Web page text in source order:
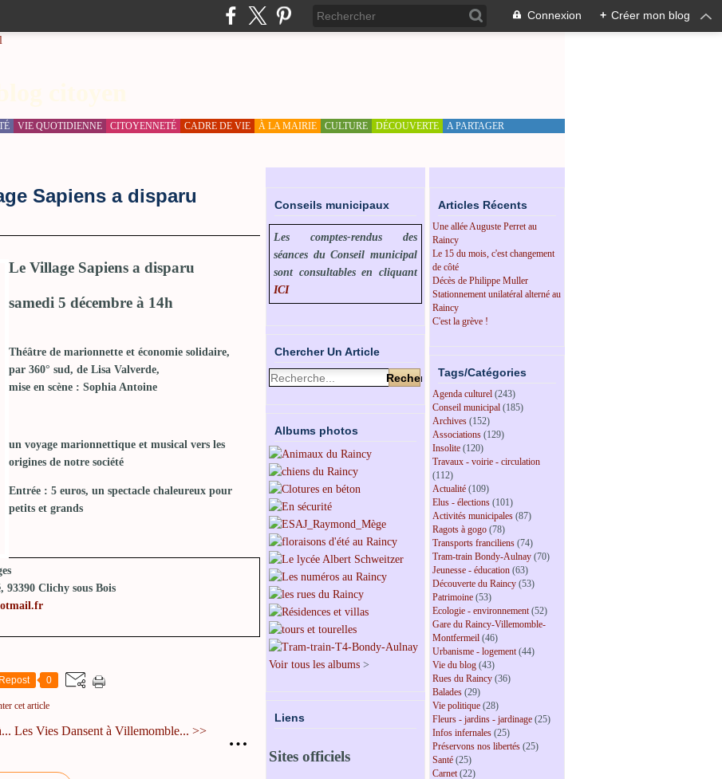
Connexion + Créer mon blog
VIE QUOTIDIENNE CITOYENNETÉ CADRE DE VIE À LA MAIRIE CULTURE DÉCOUVERTE A PARTAGER
Sapiens a disparu
Le Village Sapiens a disparu
samedi 5 décembre à 14h
Théâtre de marionnette et économie solidaire,
par 360° sud, de Lisa Valverde,
mise en scène : Sophia Antoine
un voyage marionnettique et musical vers les
origines de notre société
Entrée : 5 euros, un spectacle chaleureux pour
petits et grands
93390 Clichy sous Bois
Repost 0
cet article
…
Les Vies Dansent à Villemomble... >>
Conseils municipaux
Les comptes-rendus des
séances du Conseil municipal
sont consultables en cliquant
ICI
Chercher Un Article
Albums photos
Voir tous les albums >
Liens
Sites officiels
Articles Récents
Une allée Auguste Perret au
Raincy
Le 15 du mois, c'est changement
de côté
Décès de Philippe Muller
Stationnement unilatéral alterné au
Raincy
C'est la grève !
Tags/Catégories
Agenda culturel (243)
Conseil municipal (185)
Archives (152)
Associations (129)
Insolite (120)
Travaux - voirie - circulation
(112)
Actualité (109)
Elus - élections (101)
Activités municipales (87)
Ragots à gogo (78)
Transports franciliens (74)
Tram-train Bondy-Aulnay (70)
Jeunesse - éducation (63)
Découverte du Raincy (53)
Patrimoine (53)
Ecologie - environnement(52)
Gare du Raincy-Villemomble-
Montfermeil (46)
Urbanisme - logement(44)
Vie du blog (43)
Rues du Raincy (36)
Balades (29)
Vie politique (28)
Fleurs - jardins - jardinage (25)
Infos infernales (25)
Préservons nos libertés (25)
Santé (25)
Carnet(22)